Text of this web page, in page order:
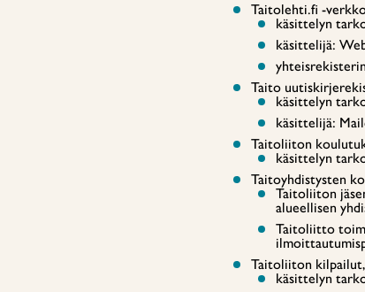
Taitolehti.fi -
käsittelyn
käsittelijä:
Taito
käsittelyn
käsittelijä:
Taitoliiton
käsittelyn
Taitoyhdistysten
Taitoliiton
alueellisen
Taitoliitto
Taitoliiton
käsittelyn